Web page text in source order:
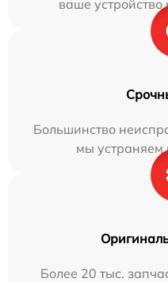
ваше
Большинство
мы устраняем
Более 20 тыс.